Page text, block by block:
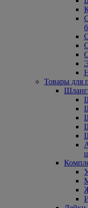
Товары для